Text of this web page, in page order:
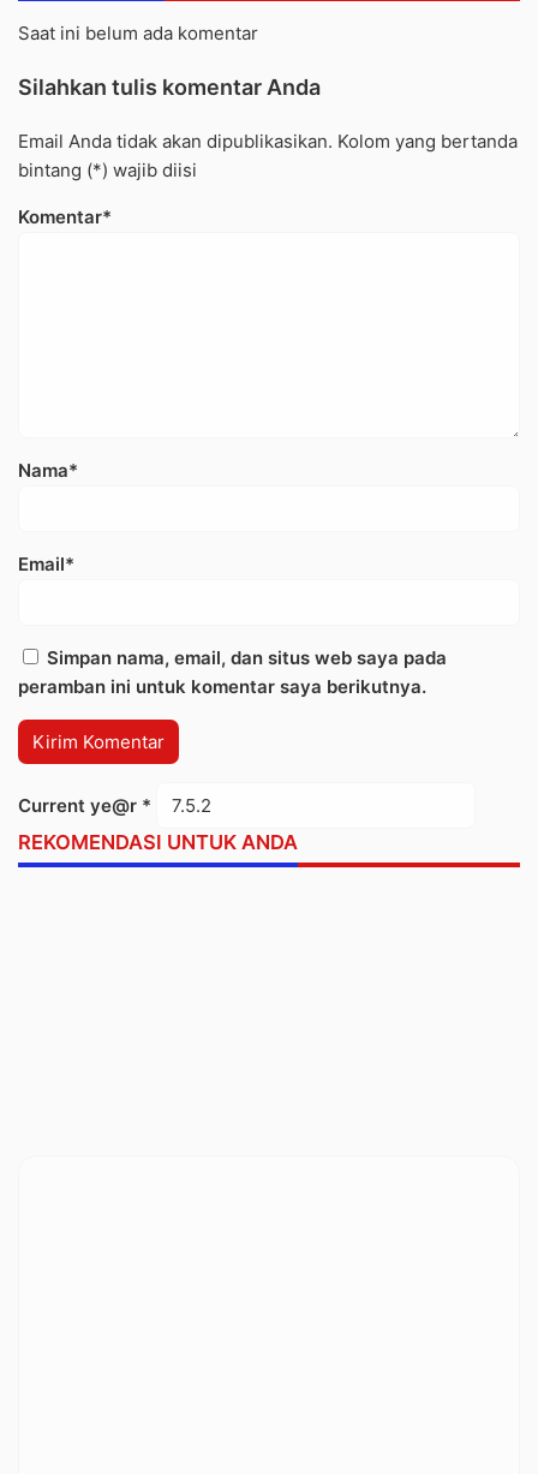
Saat ini belum ada komentar
Silahkan tulis komentar Anda
Email Anda tidak akan dipublikasikan. Kolom yang bertanda
bintang (*) wajib diisi
Komentar*
Nama*
Email*
Simpan nama, email, dan situs web saya pada
peramban ini untuk komentar saya berikutnya.
Current ye@r *
REKOMENDASI UNTUK ANDA